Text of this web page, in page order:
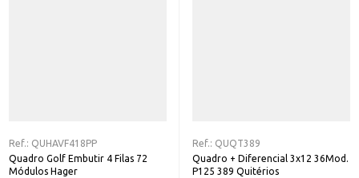
Ref.: QUHAVF418PP
Quadro Golf Embutir 4 Filas 72
Módulos Hager
Ref.: QUQT389
Quadro + Diferencial 3x12 36Mod.
P125 389 Quitérios